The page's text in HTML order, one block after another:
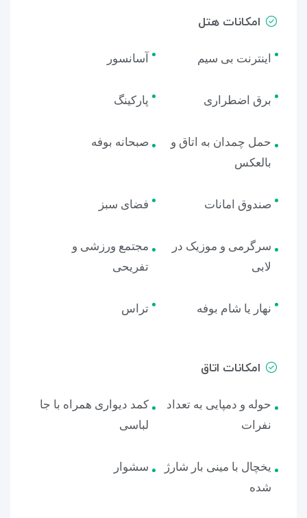
امکانات هتل
اینترنت بی سیم آسانسور
برق اضطراری پارکینگ
حمل چمدان به اتاق و
بالعکس
صبحانه بوفه
صندوق امانات فضای سبز
سرگرمی و موزیک در
لابی
مجتمع ورزشی و
تفریحی
نهار یا شام بوفه تراس
امکانات اتاق
حوله و دمپایی به تعداد
نفرات
کمد دیواری همراه با جا
لباسی
یخچال با مینی بار شارژ
شده
سشوار